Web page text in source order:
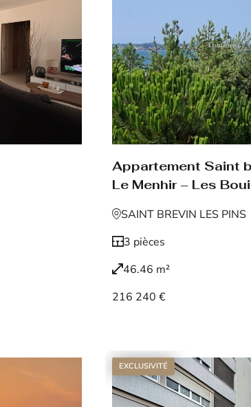
Appartement Saint
Le Menhir – Les
SAINT BREVIN LES PINS
3 pièces
46.46 m²
216 240 €
EXCLUSIVITÉ